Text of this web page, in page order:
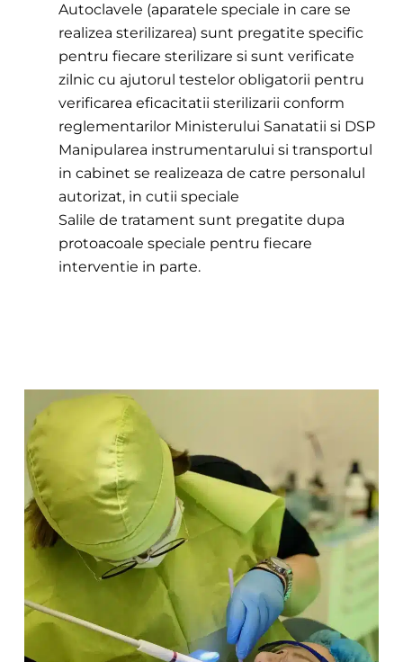
Autoclavele (aparatele speciale in care se
realizea sterilizarea) sunt pregatite specific
pentru fiecare sterilizare si sunt verificate
zilnic cu ajutorul testelor obligatorii pentru
verificarea eficacitatii sterilizarii conform
reglementarilor Ministerului Sanatatii si DSP
Manipularea instrumentarului si transportul
in cabinet se realizeaza de catre personalul
autorizat, in cutii speciale
Salile de tratament sunt pregatite dupa
protoacoale speciale pentru fiecare
interventie in parte.